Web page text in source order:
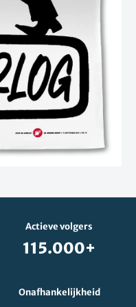
Actieve volgers
115.000+
Onafhankelijkheid